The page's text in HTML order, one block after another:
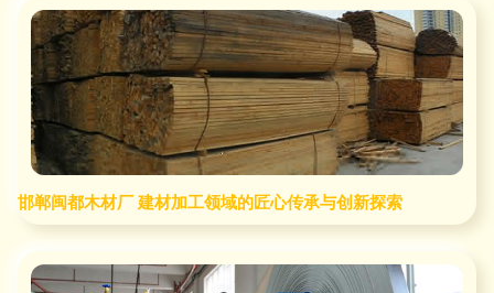
邯郸闽都木材厂 建材加工领域的匠心传承与创新探索